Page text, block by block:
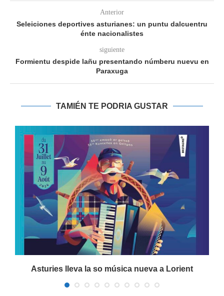
Anterior
Seleiciones deportives asturianes: un puntu dalcuentru
énte nacionalistes
siguiente
Formientu despide lañu presentando númberu nuevu en
Paraxuga
TAMIÉN TE PODRIA GUSTAR
Asturies lleva la so música nueva a Lorient